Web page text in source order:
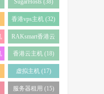
SugarHosts (38)
香港vps主机 (32)
RAKsmart香港云
服务器 (23)
香港云主机 (18)
虚拟主机 (17)
服务器租用 (15)